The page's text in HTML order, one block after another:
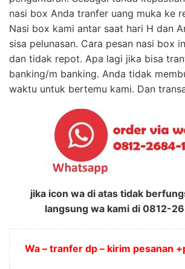
nasi box Anda tranfer uang muka ke
Nasi box kami antar saat hari H dan
sisa pelunasan. Cara pesan nasi box
dan tidak repot. Apa lagi jika bisa
banking/m banking. Anda tidak
waktu untuk bertemu kami. Dan
jika icon wa di atas tidak
langsung wa kami di 0812-
Wa – tranfer dp – kirim pesanan